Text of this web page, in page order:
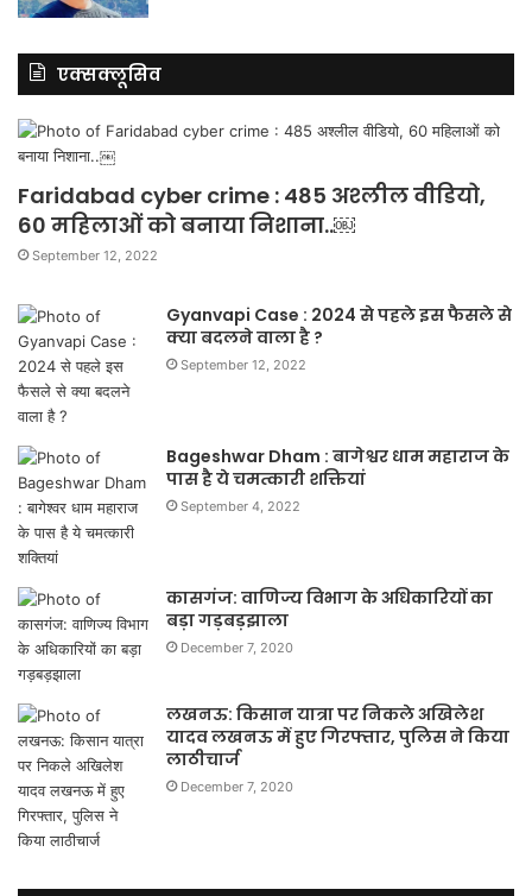
एक्सक्लूसिव
Faridabad cyber crime : 485 अश्लील वीडियो,
60 महिलाओं को बनाया निशाना..￼
September 12, 2022
Gyanvapi Case : 2024 से पहले इस फैसले से
क्या बदलने वाला है ?
September 12, 2022
Bageshwar Dham : बागेश्वर धाम महाराज के
पास है ये चमत्कारी शक्तियां
September 4, 2022
कासगंज: वाणिज्य विभाग के अधिकारियों का
बड़ा गड़बड़झाला
December 7, 2020
लखनऊ: किसान यात्रा पर निकले अखिलेश
यादव लखनऊ में हुए गिरफ्तार, पुलिस ने किया
लाठीचार्ज
December 7, 2020